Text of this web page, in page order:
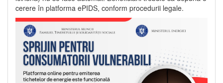
cerere în platforma ePIDS, conform procedurii legale.